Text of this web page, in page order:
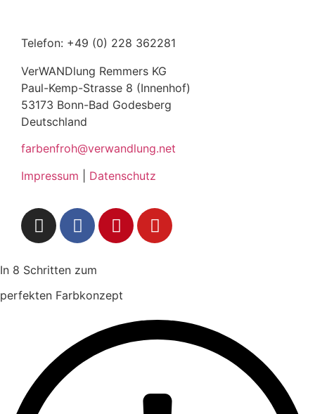
Telefon: +49 (0) 228 362281
VerWANDlung Remmers KG
Paul-Kemp-Strasse 8 (Innenhof)
53173 Bonn-Bad Godesberg
Deutschland
farbenfroh@verwandlung.net
Impressum
Datenschutz
In 8 Schritten zum
perfekten Farbkonzept